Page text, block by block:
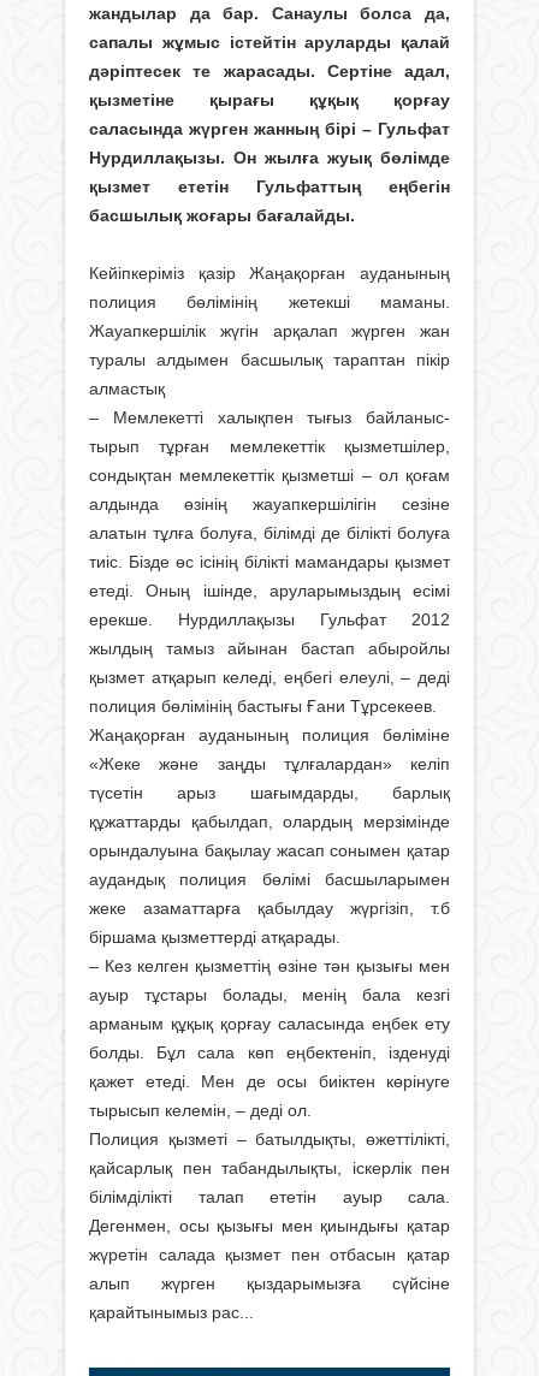
жандылар да бар. Санаулы болса да,
сапалы жұмыс істейтін аруларды қалай
дәріптесек те жарасады. Сертіне адал,
қызметіне қырағы құқық қорғау
саласында жүрген жанның бірі – Гульфат
Нурдиллақызы. Он жылға жуық бөлімде
қызмет ететін Гульфаттың еңбегін
басшылық жоғары бағалайды.
Кейіпкеріміз қазір Жаңақорған ауда­нының
полиция бөлімінің жетекші маманы.
Жауапкершілік жүгін арқалап жүрген жан
туралы алдымен басшылық тараптан пікір
алмастық
– Мемлекетті халықпен тығыз байла­ныс­
тырып тұрған мемлекеттік қызмет­шілер,
сондықтан мемлекеттік қызметші – ол қоғам
алдында өзінің жауапкершілігін сезіне
алатын тұлға болуға, білімді де білікті болуға
тиіс. Бізде өс ісінің білікті мамандары қызмет
етеді. Оның ішінде, аруларымыздың есімі
ерекше. Нурдиллақызы Гульфат 2012
жылдың тамыз айынан бастап абыройлы
қызмет атқарып келеді, еңбегі елеулі, – деді
полиция бөлімінің бастығы Ғани Тұрсекеев.
Жаңақорған ауданының полиция бөлі­міне
«Жеке және заңды тұлғалардан» келіп
түсетін арыз шағымдарды, барлық
құжаттарды қабылдап, олардың мерзі­мінде
орындалуына бақылау жасап сонымен қатар
аудандық полиция бөлімі басшыларымен
жеке азаматтарға қабылдау жүргізіп, т.б
біршама қызмет­терді атқарады.
– Кез келген қызметтің өзіне тән қызығы мен
ауыр тұстары болады, менің бала кезгі
арманым құқық қорғау саласында еңбек ету
болды. Бұл сала көп еңбектеніп, ізденуді
қажет етеді. Мен де осы биіктен көрінуге
тырысып келемін, – деді ол.
Полиция қызметі – батылдықты, өжет­тілікті,
қайсарлық пен табандылықты, іскерлік пен
білімділікті талап ететін ауыр сала.
Дегенмен, осы қызығы мен қиындығы қатар
жүретін салада қызмет пен отбасын қатар
алып жүрген қыздарымызға сүйсіне
қарайтынымыз рас...